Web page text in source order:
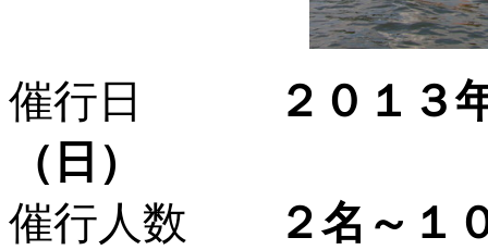
催行日
２０１３年
（日）
催行人数 ２名～１